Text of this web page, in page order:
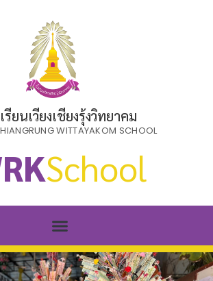
รียนเวียงเชียงรุ้งวิทยาคม
WITTAYAKOM SCHOOL
School